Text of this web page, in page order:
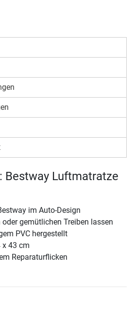
Bestway Luftmatratze
im Auto-Design
gemütlichen Treiben lassen
PVC hergestellt
x 43 cm
Reparaturflicken